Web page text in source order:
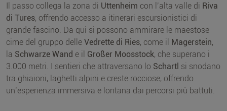
Il passo collega la zona di Uttenheim con l’alta valle di Riva
di Tures, offrendo accesso a itinerari escursionistici di
grande fascino. Da qui si possono ammirare le maestose
cime del gruppo delle Vedrette di Ries, come il Magerstein,
la Schwarze Wand e il Großer Moosstock, che superano i
3.000 metri. I sentieri che attraversano lo Schartl si snodano
tra ghiaioni, laghetti alpini e creste rocciose, offrendo
un’esperienza immersiva e lontana dai percorsi più battuti.